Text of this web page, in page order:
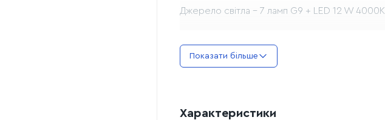
Джерело світла - 7 ламп G9 + LED 12 W 4000K
Показати більше
Характеристики